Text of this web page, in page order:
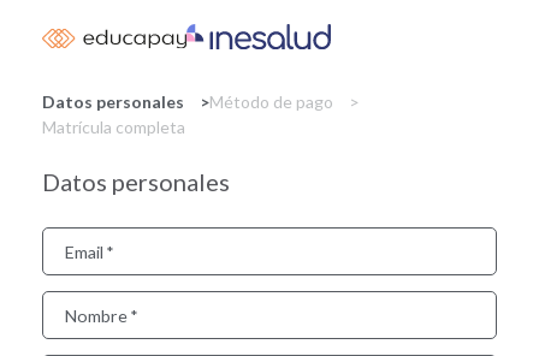
to
content
Datos personales
Método de pago
Matrícula completa
Datos personales
Email
Nombre